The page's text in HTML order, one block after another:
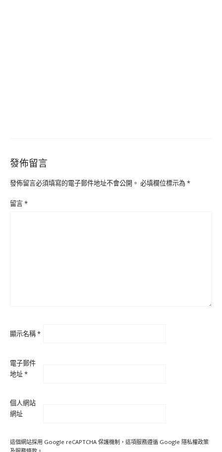
發佈留言
發佈留言必須填寫的電子郵件地址不會公開。 必填欄位標示為*
留言*
顯示名稱*
電子郵件
地址*
個人網站
網址
這個網站採用 Google reCAPTCHA 保護機制，這項服務遵循 Google 隱私權政策